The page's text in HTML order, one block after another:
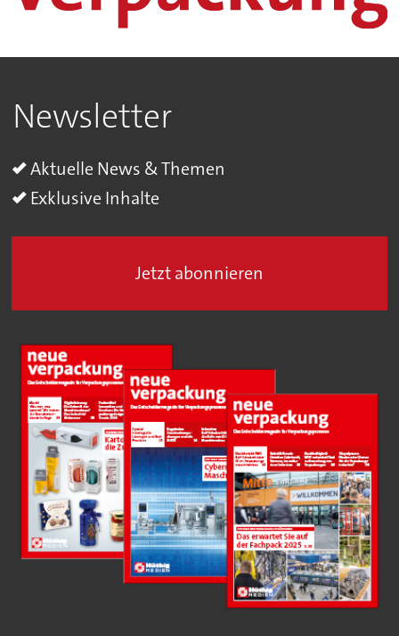
Newsletter
Aktuelle News & Themen
Exklusive Inhalte
Jetzt abonnieren